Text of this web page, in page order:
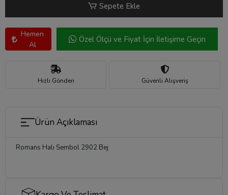
Sepete Ekle
Hemen
Al
Özel Ölçü ve Fiyat İçin İletişime Geçin
Hızlı Gönderi Güvenli Alışveriş
Ürün Açıklaması
Romans Halı Sembol 2902 Bej